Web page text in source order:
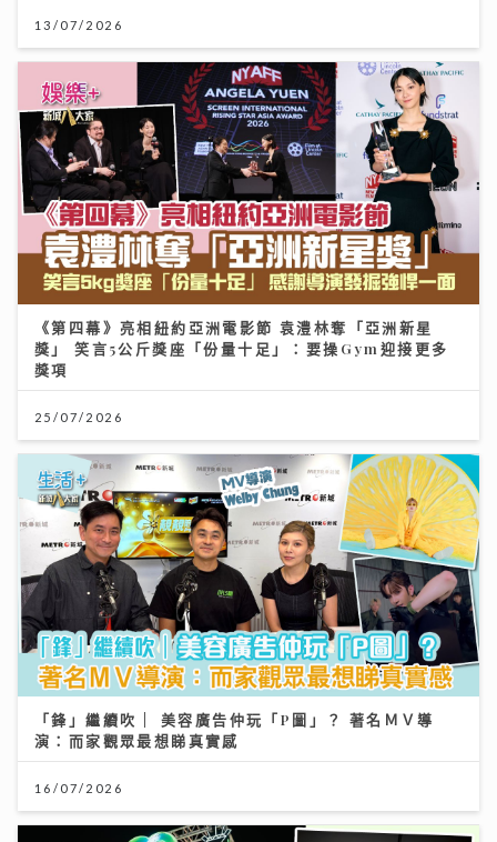
13/07/2026
《第四幕》亮相紐約亞洲電影節 袁澧林奪「亞洲新星
獎」 笑言5公斤獎座「份量十足」：要操Gym迎接更多
獎項
25/07/2026
「鋒」繼續吹 | 美容廣告仲玩「P圖」？ 著名ＭＶ導
演：而家觀眾最想睇真實感
16/07/2026